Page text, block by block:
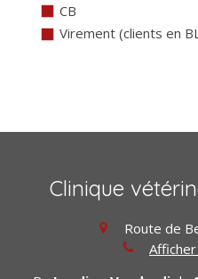
CB
Virement (clients en
Clinique
Route de